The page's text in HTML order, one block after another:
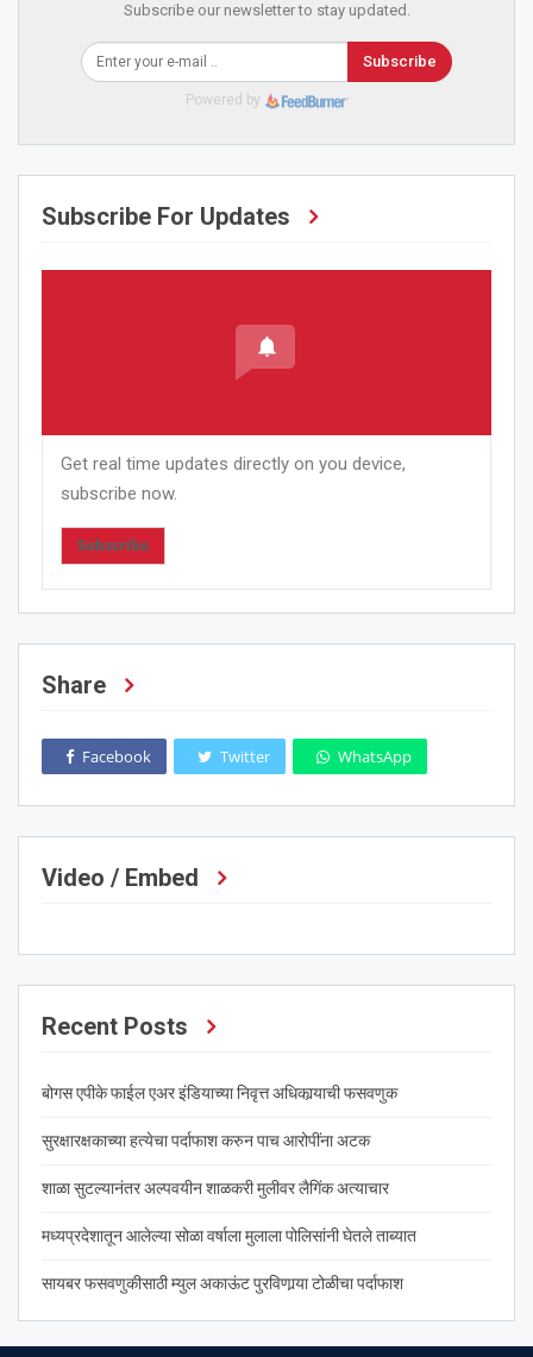
Subscribe our newsletter to stay updated.
Subscribe
Powered by
Subscribe For Updates
Get real time updates directly on you device,
subscribe now.
Subscribe
Share
Facebook Twitter WhatsApp
Video / Embed
Recent Posts
बोगस एपीके फाईल एअर इंडियाच्या निवृत्त अधिकार्‍याची फसवणुक
सुरक्षारक्षकाच्या हत्येचा पर्दाफाश करुन पाच आरोपींना अटक
शाळा सुटल्यानंतर अल्पवयीन शाळकरी मुलीवर लैगिंक अत्याचार
मध्यप्रदेशातून आलेल्या सोळा वर्षाला मुलाला पोलिसांनी घेतले ताब्यात
सायबर फसवणुकीसाठी म्युल अकाऊंट पुरविणार्‍या टोळीचा पर्दाफाश